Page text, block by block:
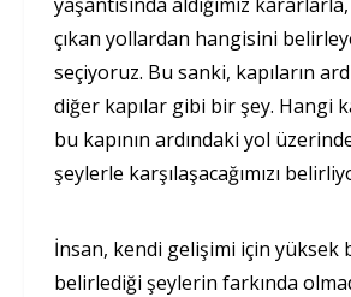
çıkan yollardan hangisini
seçiyoruz. Bu sanki, kapıların
diğer kapılar gibi bir şey. Hangi
bu kapının ardındaki yol
şeylerle karşılaşacağımızı
İnsan, kendi gelişimi için yüksek
belirlediği şeylerin farkında